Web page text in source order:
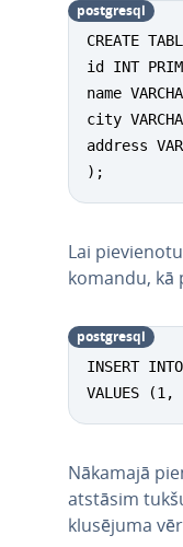
CREATE
id INT
name
city
address
);
postgresql
Lai
komandu, kā
INSERT
VALUES
postgresql
Nākamajā
atstāsim
klu­sē­ju­ma